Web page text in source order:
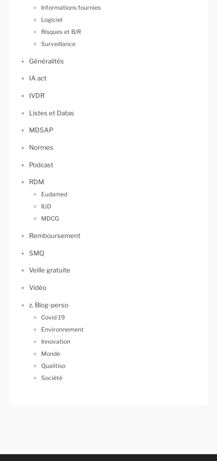
Informations fournies
Logiciel
Risques et B/R
Surveillance
Généralités
IA act
IVDR
Listes et Datas
MDSAP
Normes
Podcast
RDM
Eudamed
IUD
MDCG
Remboursement
SMQ
Veille gratuite
Vidéo
z. Blog-perso
Covid 19
Environnement
Innovation
Monde
Qualitiso
Société